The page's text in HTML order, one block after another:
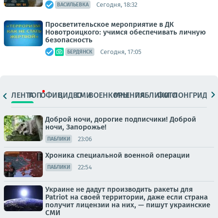
ВАСИЛЬЕВКА Сегодня, 18:32
Просветительское мероприятие в ДК
Новотроицкого: учимся обеспечивать личную
безопасность
БЕРДЯНСК Сегодня, 17:05
ЛЕНТАТОПОФИЦ.ВИДЕОСМИВОЕНКОРЫМНЕНИЯПАБЛИКИ
ФОТОЛОНГРИДЫ
Доброй ночи, дорогие подписчики! Доброй
ночи, Запорожье!
ПАБЛИКИ 23:06
Хроника специальной военной операции
ПАБЛИКИ 22:54
Украине не дадут производить ракеты для
Patriot на своей территории, даже если страна
получит лицензии на них, — пишут украинские
СМИ